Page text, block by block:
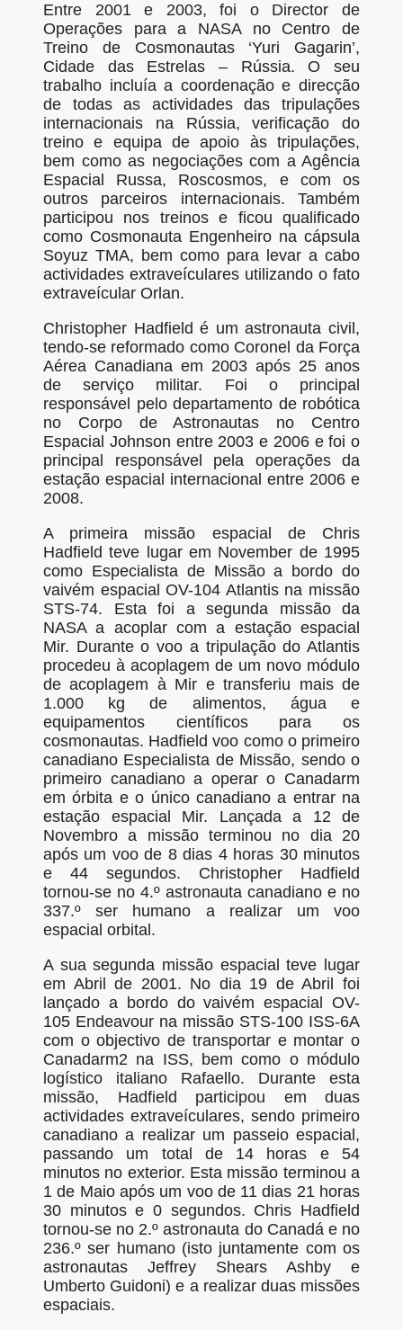
Entre 2001 e 2003, foi o Director de
Operações para a NASA no Centro de
Treino de Cosmonautas ‘Yuri Gagarin’,
Cidade das Estrelas – Rússia. O seu
trabalho incluía a coordenação e direcção
de todas as actividades das tripulações
internacionais na Rússia, verificação do
treino e equipa de apoio às tripulações,
bem como as negociações com a Agência
Espacial Russa, Roscosmos, e com os
outros parceiros internacionais. Também
participou nos treinos e ficou qualificado
como Cosmonauta Engenheiro na cápsula
Soyuz TMA, bem como para levar a cabo
actividades extraveículares utilizando o fato
extraveícular Orlan.
Christopher Hadfield é um astronauta civil,
tendo-se reformado como Coronel da Força
Aérea Canadiana em 2003 após 25 anos
de serviço militar. Foi o principal
responsável pelo departamento de robótica
no Corpo de Astronautas no Centro
Espacial Johnson entre 2003 e 2006 e foi o
principal responsável pela operações da
estação espacial internacional entre 2006 e
2008.
A primeira missão espacial de Chris
Hadfield teve lugar em November de 1995
como Especialista de Missão a bordo do
vaivém espacial OV-104 Atlantis na missão
STS-74. Esta foi a segunda missão da
NASA a acoplar com a estação espacial
Mir. Durante o voo a tripulação do Atlantis
procedeu à acoplagem de um novo módulo
de acoplagem à Mir e transferiu mais de
1.000 kg de alimentos, água e
equipamentos científicos para os
cosmonautas. Hadfield voo como o primeiro
canadiano Especialista de Missão, sendo o
primeiro canadiano a operar o Canadarm
em órbita e o único canadiano a entrar na
estação espacial Mir. Lançada a 12 de
Novembro a missão terminou no dia 20
após um voo de 8 dias 4 horas 30 minutos
e 44 segundos. Christopher Hadfield
tornou-se no 4.º astronauta canadiano e no
337.º ser humano a realizar um voo
espacial orbital.
A sua segunda missão espacial teve lugar
em Abril de 2001. No dia 19 de Abril foi
lançado a bordo do vaivém espacial OV-
105 Endeavour na missão STS-100 ISS-6A
com o objectivo de transportar e montar o
Canadarm2 na ISS, bem como o módulo
logístico italiano Rafaello. Durante esta
missão, Hadfield participou em duas
actividades extraveículares, sendo primeiro
canadiano a realizar um passeio espacial,
passando um total de 14 horas e 54
minutos no exterior. Esta missão terminou a
1 de Maio após um voo de 11 dias 21 horas
30 minutos e 0 segundos. Chris Hadfield
tornou-se no 2.º astronauta do Canadá e no
236.º ser humano (isto juntamente com os
astronautas Jeffrey Shears Ashby e
Umberto Guidoni) e a realizar duas missões
espaciais.